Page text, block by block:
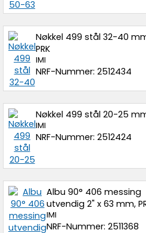
Nøkkel 499 stål 32-40
PRK
IMI
NRF-Nummer: 2512434
Nøkkel 499 stål 20-25
IMI
NRF-Nummer: 2512424
Albu 90° 406 messing
utvendig 2" x 63 mm,
IMI
NRF-Nummer: 2511368